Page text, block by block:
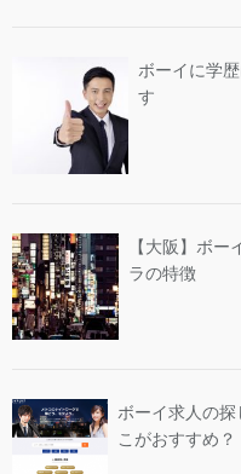
ボーイに学
す
【大阪】ボ
ラの特徴
ボーイ求人の
こがおすすめ？